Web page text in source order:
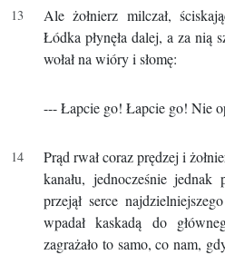
Ale żołnierz milczał,
Łódka płynęła dalej, a za nią
wołał na wióry i słomę:
--- Łapcie go! Łapcie go! Nie
Prąd rwał coraz prędzej i
kanału, jednocześnie jednak
przejął serce
wpadał kaskadą do
zagrażało to samo, co nam,